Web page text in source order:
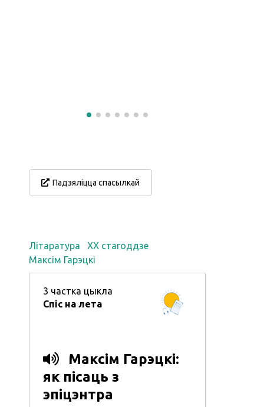
Падзяліцца спасылкай
Літаратура
XX стагоддзе
Максім Гарэцкі
3 частка цыкла
Спіс на лета
Максім Гарэцкі:
як пісаць з
эпіцэнтра